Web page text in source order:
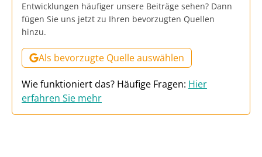
Entwicklungen häufiger unsere Beiträge sehen? Dann
fügen Sie uns jetzt zu Ihren bevorzugten Quellen
hinzu.
Als bevorzugte Quelle auswählen
Wie funktioniert das? Häufige Fragen: Hier
erfahren Sie mehr